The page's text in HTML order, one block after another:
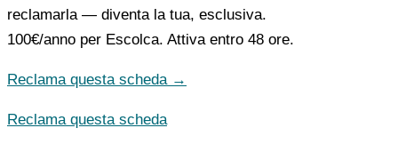
reclamarla — diventa la tua, esclusiva.
100€/anno per Escolca. Attiva entro 48 ore.
Reclama questa scheda →
Reclama questa scheda